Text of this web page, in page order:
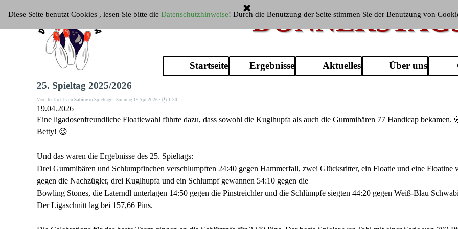
Diese Seite benutzt Cookies , lesen Sie bitte die Datenschutzhinweise! Durch die Benutzung der Seite stimmen Sie der Benutzung von
Menü überspringen
Startseite Ergebnisse Aktuelles Über uns
25. Spieltag 2025/2026
Veröffentlicht von Sabine in Spieltage · Sonntag 19 Apr 2026 · 1:30
19.04.2026
Eine ligadosenfreundliche Floatiewahl führte dazu, dass sowohl die Kuglhupfa als auch die Gummibären 77 Handicap bekamen.
Betty! 😉
Und das waren die Ergebnisse des 25. Spieltags:
Drei Gummibären und Schlumpfinchen verschlumpften 24:40 gegen Hammerfall, zwei Glücksritter, ein Floatie und eine Floatine
gegen die Nachzügler, drei Kuglhupfa und ein Schlumpf gewannen 54:10 gegen die
Bowling Stones, die Laterndl unterlagen 14:50 gegen die Pinstreichler und die Schlümpfe siegten 44:20 gegen Weiß-Blau
Der Ligaschnitt lag bei 157,66 Pins.